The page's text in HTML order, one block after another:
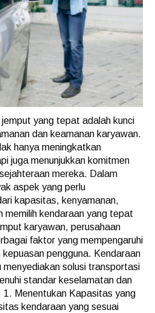
yang tepat adalah kunci
dan keamanan karyawan.
hanya meningkatkan
juga menunjukkan komitmen
mereka. Dalam
aspek yang perlu
kapasitas, kenyamanan,
memilih kendaraan yang tepat
karyawan, perusahaan
faktor yang mempengaruhi
kepuasan pengguna. Kendaraan
menyediakan solusi transportasi
standar keselamatan dan
1. Menentukan Kapasitas yang
kendaraan yang sesuai